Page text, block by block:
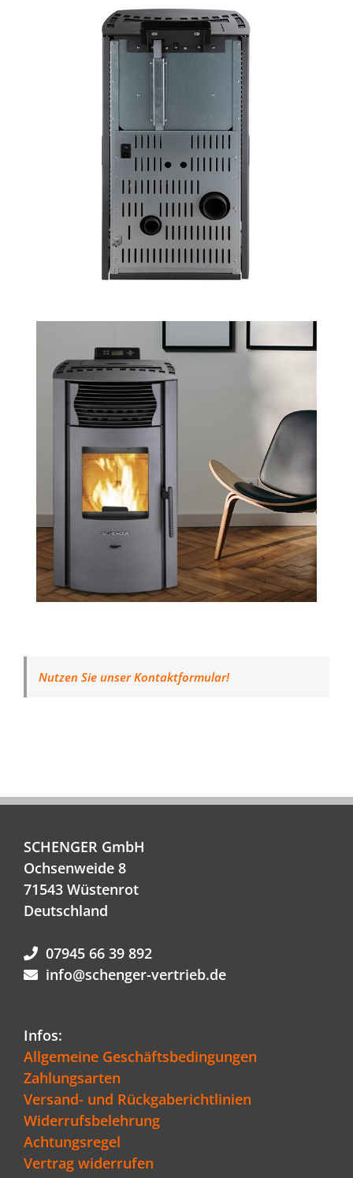
Nutzen Sie unser Kontaktformular!
SCHENGER GmbH
Ochsenweide 8
71543 Wüstenrot
Deutschland
07945 66 39 892
info@schenger-vertrieb.de
Infos:
Allgemeine Geschäftsbedingungen
Zahlungsarten
Versand- und Rückgaberichtlinien
Widerrufsbelehrung
Achtungsregel
Vertrag widerrufen